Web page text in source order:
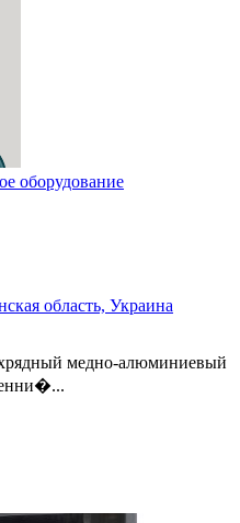
оборудование
область, Украина
медно-алюминиевый